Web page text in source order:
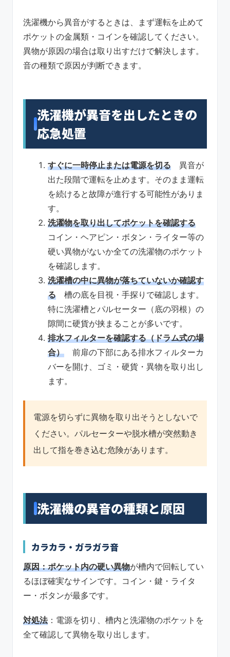
洗濯機から異音がするときは、まず運転を止めて
ポケットの金属類・コインを確認してください。
異物が原因の場合は取り出すだけで解決します。
音の種類で原因が判断できます。
洗濯機が異音を出したときの
応急処置
すぐに一時停止または電源を切る 異音が
出た段階で運転を止めます。そのまま運転
を続けると故障が進行する可能性がありま
す。
洗濯物を取り出してポケットを確認する
コイン・ヘアピン・ボタン・ライター等の
硬い異物がないか全ての洗濯物のポケット
を確認します。
洗濯槽の中に異物が落ちていないか確認す
る 槽の底を目視・手探りで確認します。
特に洗濯槽とパルセーター（底の羽根）の
隙間に硬貨が挟まることが多いです。
排水フィルターを確認する（ドラム式の場
合） 前扉の下部にある排水フィルターカ
バーを開け、ゴミ・硬貨・異物を取り出し
ます。
電源を切らずに異物を取り出そうとしないで
ください。パルセーターや脱水槽が突然動き
出して指を巻き込む危険があります。
洗濯機の異音の種類と原因
カラカラ・ガラガラ音
原因：ポケット内の硬い異物が槽内で回転してい
るほぼ確実なサインです。コイン・鍵・ライタ
ー・ボタンが最多です。
対処法：電源を切り、槽内と洗濯物のポケットを
全て確認して異物を取り出します。